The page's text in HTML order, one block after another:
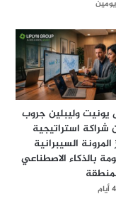
وليبلين جروب
شراكة استراتيجية
المرونة السيبرانية
بالذكاء الاصطناعي